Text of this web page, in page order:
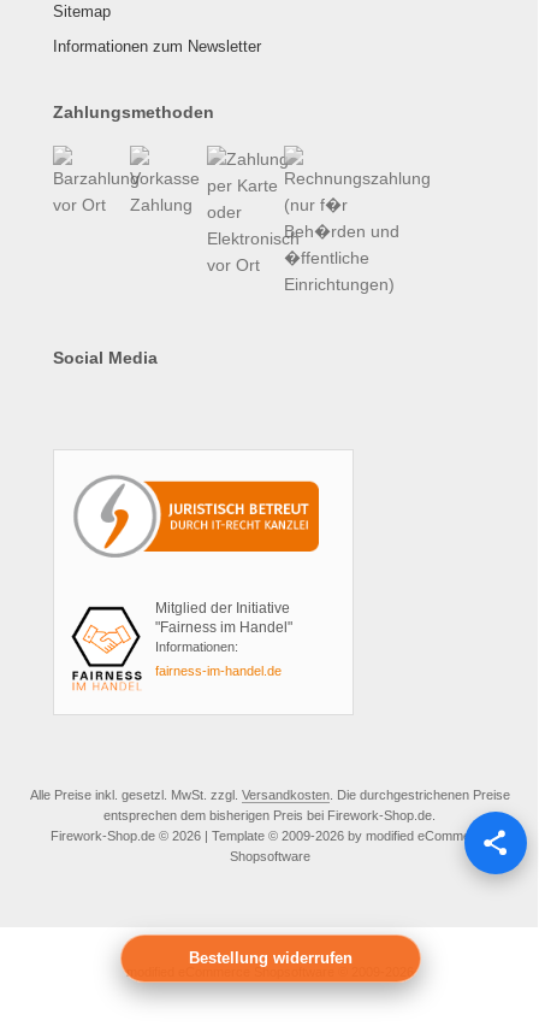
Sitemap
Informationen zum Newsletter
Zahlungsmethoden
Social Media
Mitglied der Initiative
"Fairness im Handel"
Informationen:
fairness-im-handel.de
Alle Preise inkl. gesetzl. MwSt. zzgl. Versandkosten. Die durchgestrichenen Preise
entsprechen dem bisherigen Preis bei Firework-Shop.de.
Firework-Shop.de © 2026 | Template © 2009-2026 by modified eCommerce
Shopsoftware
mod ified eCommerce Shopsoftware © 2009-2026
Bestellung widerrufen